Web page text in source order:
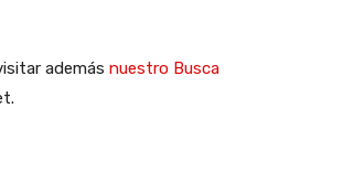
además nuestro Busca